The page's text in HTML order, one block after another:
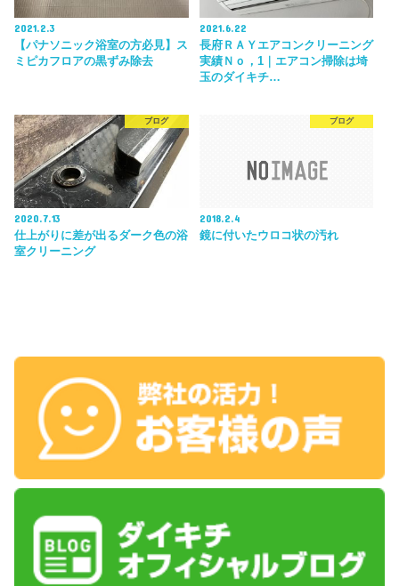
2021.2.3
【パナソニック浴室の方必見】ス
ミピカフロアの黒ずみ除去
2021.6.22
長府ＲＡＹエアコンクリーニング
実績Ｎｏ，1｜エアコン掃除は埼
玉のダイキチ…
ブログ
2020.7.13
仕上がりに差が出るダーク色の浴
室クリーニング
ブログ
2018.2.4
鏡に付いたウロコ状の汚れ